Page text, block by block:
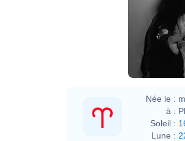
Née le :
à :
Soleil :
Lune :